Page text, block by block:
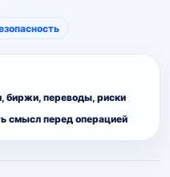
биржи, переводы, риски
смысл перед операцией